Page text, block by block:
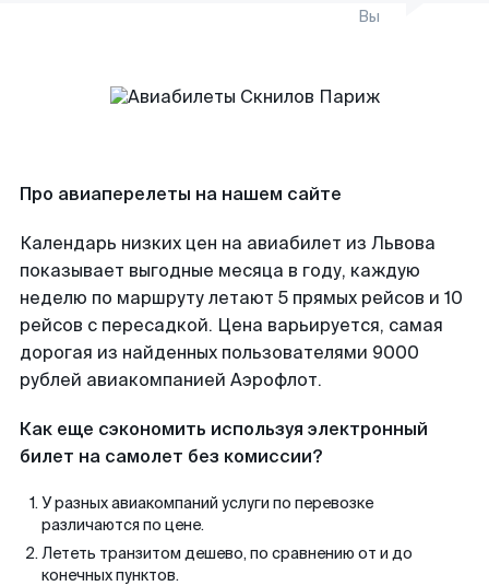
Вы
Про авиаперелеты на нашем сайте
Календарь низких цен на авиабилет из Львова
показывает выгодные месяца в году, каждую
неделю по маршруту летают 5 прямых рейсов и 10
рейсов с пересадкой. Цена варьируется, самая
дорогая из найденных пользователями 9000
рублей авиакомпанией Аэрофлот.
Как еще сэкономить используя электронный
билет на самолет без комиссии?
У разных авиакомпаний услуги по перевозке
различаются по цене.
Лететь транзитом дешево, по сравнению от и до
конечных пунктов.